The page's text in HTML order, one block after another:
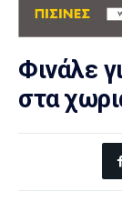
Φινάλε
στα